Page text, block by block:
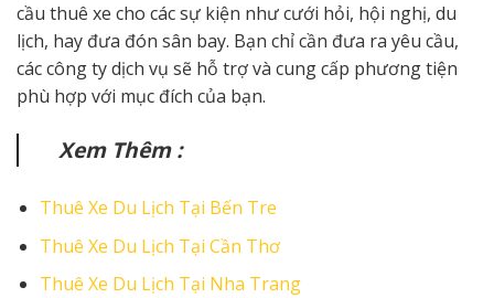
cầu thuê xe cho các sự kiện như cưới hỏi, hội nghị, du
lịch, hay đưa đón sân bay. Bạn chỉ cần đưa ra yêu cầu,
các công ty dịch vụ sẽ hỗ trợ và cung cấp phương tiện
phù hợp với mục đích của bạn.
Xem Thêm :
Thuê Xe Du Lịch Tại Bến Tre
Thuê Xe Du Lịch Tại Cần Thơ
Thuê Xe Du Lịch Tại Nha Trang